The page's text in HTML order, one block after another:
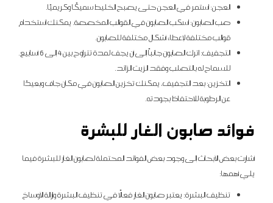
العجن: استمر في العجن حتى يصبح الخليط سميكًا وكريميًا.
صب الصابون: اسكب الصابون في القوالب المخصصة. يمكنك استخدام
قوالب مختلفة لإعطاء أشكال مختلفة للصابون.
التجفيف: اترك الصابون جانباً إلى أن يجف لمدة تتراوح بين 4 إلى 6 أسابيع.
للسماح له بالتصلب وفقد الزيت الزائد.
التخزين: بعد التجفيف، يمكنك تخزين الصابون في مكان جاف وبعيدًا
عن الرطوبة للاحتفاظ بجودته.
فوائد صابون الغار للبشرة
أشارت بعض الأبحاث إلى وجود بعض الفوائد المحتملة لصابون الغار للبشرة فيما
يلي أهمها:
تنظيف البشرة: يعتبر صابون الغار فعالًا في تنظيف البشرة وإزالة الأوساخ